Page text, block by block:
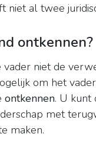
niet al twee
ontkennen?
vader niet de
om het
ontkennen. U kunt
met
maken.